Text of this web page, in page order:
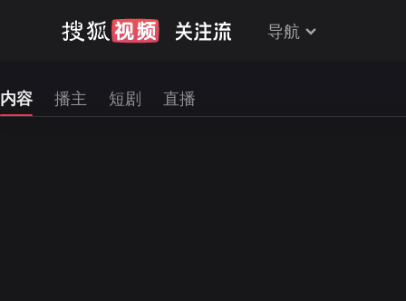
导航
内容 播主 短剧 直播